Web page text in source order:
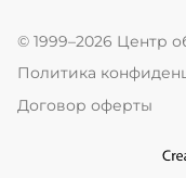
© 1999–2026 Центр
Политика
Договор оферты